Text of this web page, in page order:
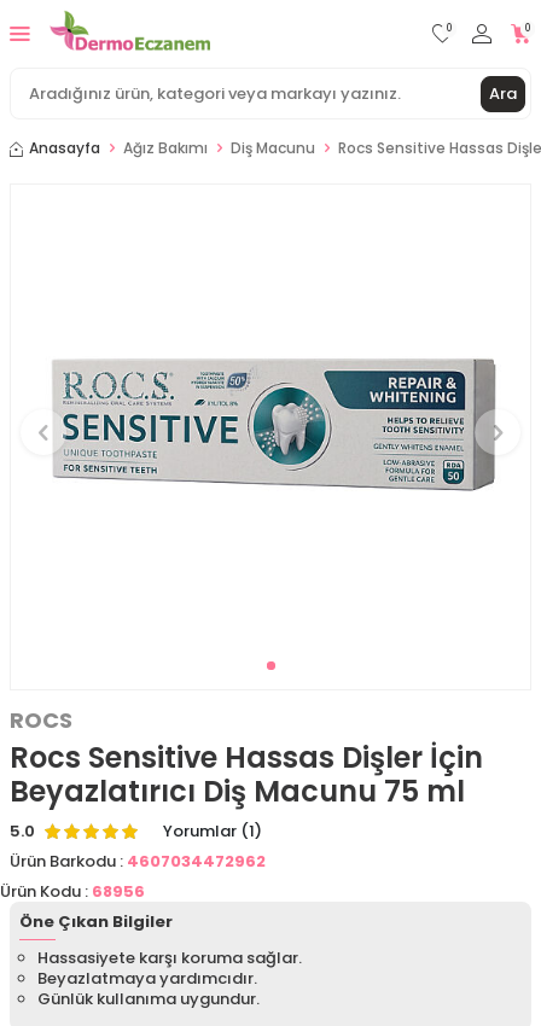
Ara
0 0
Anasayfa Ağız Bakımı Diş Macunu Rocs Sensitive Hassas
ROCS
Rocs Sensitive Hassas Dişler İçin
Beyazlatırıcı Diş Macunu 75 ml
5.0
Yorumlar (1)
Ürün Barkodu : 4607034472962
Ürün Kodu : 68956
Öne Çıkan Bilgiler
Hassasiyete karşı koruma sağlar.
Beyazlatmaya yardımcıdır.
Günlük kullanıma uygundur.